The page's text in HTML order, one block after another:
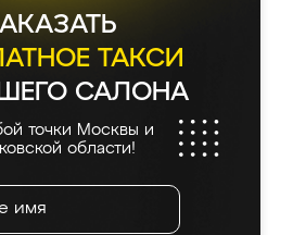
ТАКСИ
САЛОНА
точки Москвы и
области!